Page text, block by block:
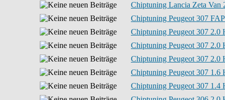
Chiptuning Lancia Zeta Van
Chiptuning Peugeot 307
Chiptuning Peugeot 307 2.0
Chiptuning Peugeot 307 2.0
Chiptuning Peugeot 307 2.0
Chiptuning Peugeot 307 1.6
Chiptuning Peugeot 307 1.4